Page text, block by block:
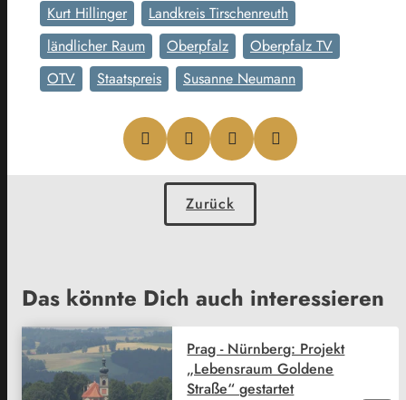
Kurt Hillinger
Landkreis Tirschenreuth
ländlicher Raum
Oberpfalz
Oberpfalz TV
OTV
Staatspreis Susanne Neumann
Zurück
Das könnte Dich auch interessieren
Prag - Nürnberg: Projekt
„Lebensraum Goldene
Straße“ gestartet